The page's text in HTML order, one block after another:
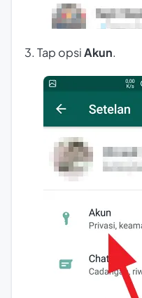
3. Tap opsiAkun.